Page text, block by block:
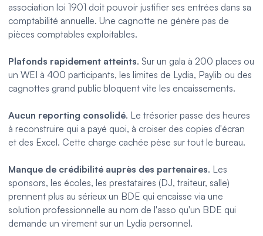
association loi 1901 doit pouvoir justifier ses entrées dans sa
comptabilité annuelle. Une cagnotte ne génère pas de
pièces comptables exploitables.
Plafonds rapidement atteints. Sur un gala à 200 places ou
un WEI à 400 participants, les limites de Lydia, Paylib ou des
cagnottes grand public bloquent vite les encaissements.
Aucun reporting consolidé. Le trésorier passe des heures
à reconstruire qui a payé quoi, à croiser des copies d'écran
et des Excel. Cette charge cachée pèse sur tout le bureau.
Manque de crédibilité auprès des partenaires. Les
sponsors, les écoles, les prestataires (DJ, traiteur, salle)
prennent plus au sérieux un BDE qui encaisse via une
solution professionnelle au nom de l'asso qu'un BDE qui
demande un virement sur un Lydia personnel.